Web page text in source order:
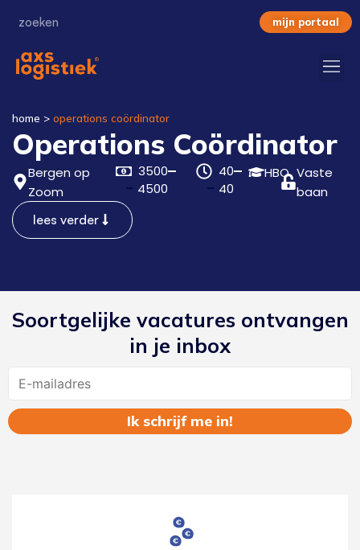
mijn portaal
home > operations coördinator
Operations Coördinator
Bergen op
Zoom
3500
4500
40
40
HBO Vaste
baan
lees verder
Soortgelijke vacatures ontvangen
in je inbox